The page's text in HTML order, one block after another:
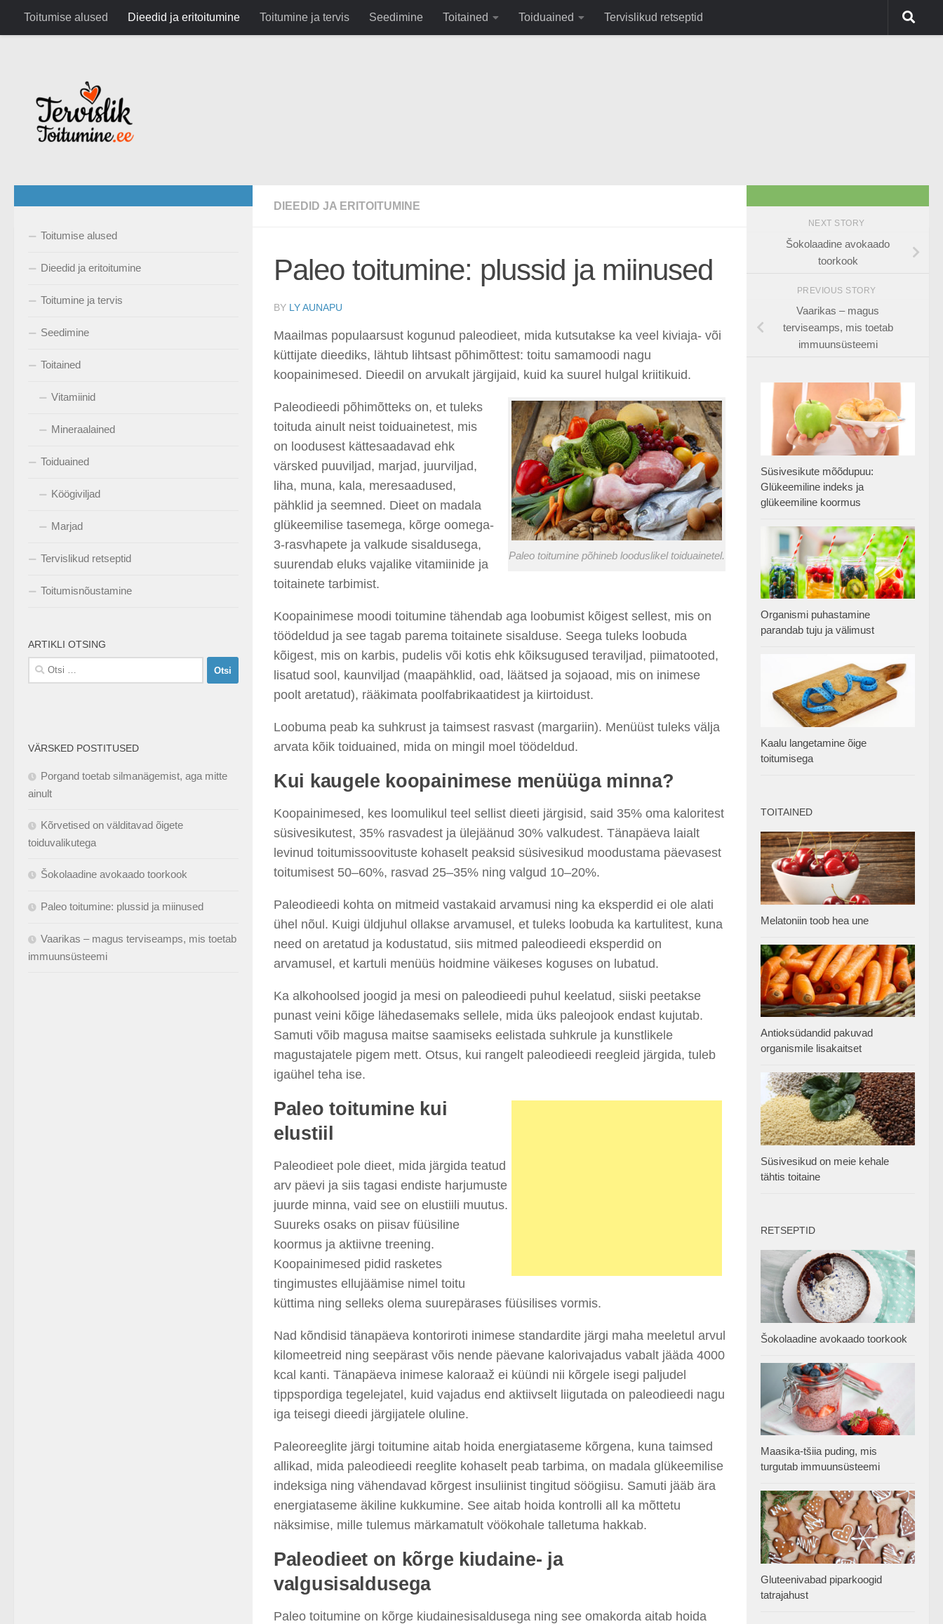
Skip to content
Toitumise alused Dieedid ja eritoitumine Toitumine ja tervis Seedimine Toitained Toiduained Tervislikud retseptid
DIEEDID JA ERITOITUMINE
Paleo toitumine: plussid ja miinused
BY LY AUNAPU
Maailmas populaarsust kogunud paleodieet, mida kutsutakse ka veel kiviaja- või
küttijate dieediks, lähtub lihtsast põhimõttest: toitu samamoodi nagu
koopainimesed. Dieedil on arvukalt järgijaid, kuid ka suurel hulgal kriitikuid.
Paleo toitumine põhineb looduslikel toiduainetel.
Paleodieedi põhimõtteks on, et tuleks
toituda ainult neist toiduainetest, mis
on loodusest kättesaadavad ehk
värsked puuviljad, marjad, juurviljad,
liha, muna, kala, meresaadused,
pähklid ja seemned. Dieet on madala
glükeemilise tasemega, kõrge oomega-
3-rasvhapete ja valkude sisaldusega,
suurendab eluks vajalike vitamiinide ja
toitainete tarbimist.
Koopainimese moodi toitumine tähendab aga loobumist kõigest sellest, mis on
töödeldud ja see tagab parema toitainete sisalduse. Seega tuleks loobuda
kõigest, mis on karbis, pudelis või kotis ehk kõiksugused teraviljad, piimatooted,
lisatud sool, kaunviljad (maapähklid, oad, läätsed ja sojaoad, mis on inimese
poolt aretatud), rääkimata poolfabrikaatidest ja kiirtoidust.
Loobuma peab ka suhkrust ja taimsest rasvast (margariin). Menüüst tuleks välja
arvata kõik toiduained, mida on mingil moel töödeldud.
Kui kaugele koopainimese menüüga minna?
Koopainimesed, kes loomulikul teel sellist dieeti järgisid, said 35% oma kaloritest
süsivesikutest, 35% rasvadest ja ülejäänud 30% valkudest. Tänapäeva laialt
levinud toitumissoovituste kohaselt peaksid süsivesikud moodustama päevasest
toitumisest 50–60%, rasvad 25–35% ning valgud 10–20%.
Paleodieedi kohta on mitmeid vastakaid arvamusi ning ka eksperdid ei ole alati
ühel nõul. Kuigi üldjuhul ollakse arvamusel, et tuleks loobuda ka kartulitest, kuna
need on aretatud ja kodustatud, siis mitmed paleodieedi eksperdid on
arvamusel, et kartuli menüüs hoidmine väikeses koguses on lubatud.
Ka alkohoolsed joogid ja mesi on paleodieedi puhul keelatud, siiski peetakse
punast veini kõige lähedasemaks sellele, mida üks paleojook endast kujutab.
Samuti võib magusa maitse saamiseks eelistada suhkrule ja kunstlikele
magustajatele pigem mett. Otsus, kui rangelt paleodieedi reegleid järgida, tuleb
igaühel teha ise.
Paleo toitumine kui
elustiil
Paleodieet pole dieet, mida järgida teatud
arv päevi ja siis tagasi endiste harjumuste
juurde minna, vaid see on elustiili muutus.
Suureks osaks on piisav füüsiline
koormus ja aktiivne treening.
Koopainimesed pidid rasketes
tingimustes ellujäämise nimel toitu
küttima ning selleks olema suurepärases füüsilises vormis.
Nad kõndisid tänapäeva kontoriroti inimese standardite järgi maha meeletul arvul
kilomeetreid ning seepärast võis nende päevane kalorivajadus vabalt jääda 4000
kcal kanti. Tänapäeva inimese kaloraaž ei küündi nii kõrgele isegi paljudel
tippspordiga tegelejatel, kuid vajadus end aktiivselt liigutada on paleodieedi nagu
iga teisegi dieedi järgijatele oluline.
Paleoreeglite järgi toitumine aitab hoida energiataseme kõrgena, kuna taimsed
allikad, mida paleodieedi reeglite kohaselt peab tarbima, on madala glükeemilise
indeksiga ning vähendavad kõrgest insuliinist tingitud söögiisu. Samuti jääb ära
energiataseme äkiline kukkumine. See aitab hoida kontrolli all ka mõttetu
näksimise, mille tulemus märkamatult vöökohale talletuma hakkab.
Paleodieet on kõrge kiudaine- ja
valgusisaldusega
Paleo toitumine on kõrge kiudainesisaldusega ning see omakorda aitab hoida
Toitumise alused
Dieedid ja eritoitumine
Toitumine ja tervis
Seedimine
Toitained
Vitamiinid
Mineraalained
Toiduained
Köögiviljad
Marjad
Tervislikud retseptid
Toitumisnõustamine
ARTIKLI OTSING
Otsi:
VÄRSKED POSTITUSED
Porgand toetab silmanägemist, aga mitte
ainult
Kõrvetised on välditavad õigete
toiduvalikutega
Šokolaadine avokaado toorkook
Paleo toitumine: plussid ja miinused
Vaarikas – magus terviseamps, mis toetab
immuunsüsteemi
NEXT STORY
Šokolaadine avokaado
toorkook
PREVIOUS STORY
Vaarikas – magus
terviseamps, mis toetab
immuunsüsteemi
Süsivesikute mõõdupuu:
Glükeemiline indeks ja
glükeemiline koormus
Organismi puhastamine
parandab tuju ja välimust
Kaalu langetamine õige
toitumisega
TOITAINED
Melatoniin toob hea une
Antioksüdandid pakuvad
organismile lisakaitset
Süsivesikud on meie kehale
tähtis toitaine
RETSEPTID
Šokolaadine avokaado toorkook
Maasika-tšiia puding, mis
turgutab immuunsüsteemi
Gluteenivabad piparkoogid
tatrajahust